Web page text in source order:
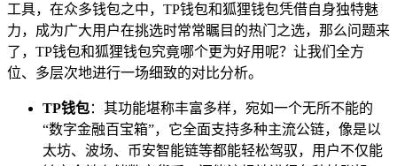
工具，在众多钱包之中，TP钱包和狐狸钱包凭借自身独特魅
力，成为广大用户在挑选时常常瞩目的热门之选，那么问题来
了，TP钱包和狐狸钱包究竟哪个更为好用呢？让我们全方
位、多层次地进行一场细致的对比分析。
TP钱包：其功能堪称丰富多样，宛如一个无所不能的
“数字金融百宝箱”，它全面支持多种主流公链，像是以
太坊、波场、币安智能链等都能轻松驾驭，用户不仅能